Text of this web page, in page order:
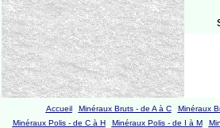
Accueil Minéraux Bruts - de A à C Minéraux
Minéraux Polis - de C à H
Minéraux Polis - de I à M